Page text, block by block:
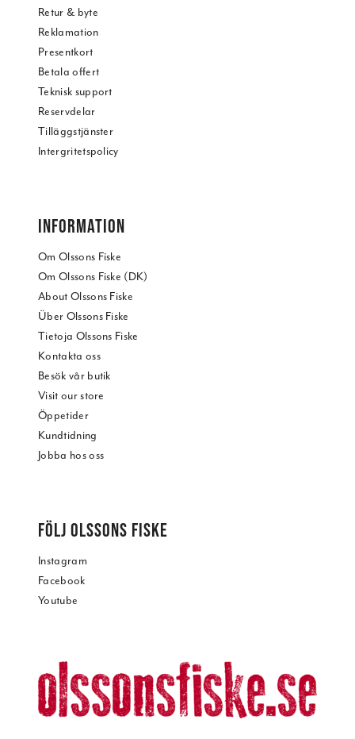
Retur & byte
Reklamation
Presentkort
Betala offert
Teknisk support
Reservdelar
Tilläggstjänster
Intergritetspolicy
INFORMATION
Om Olssons Fiske
Om Olssons Fiske (DK)
About Olssons Fiske
Über Olssons Fiske
Tietoja Olssons Fiske
Kontakta oss
Besök vår butik
Visit our store
Öppetider
Kundtidning
Jobba hos oss
FÖLJ OLSSONS FISKE
Instagram
Facebook
Youtube